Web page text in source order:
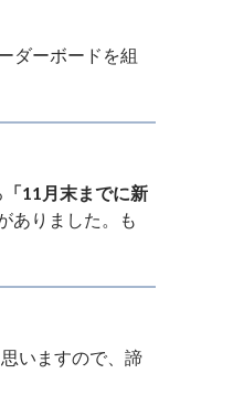
ダーボードを組
「11月末までに新
ありました。も
いますので、諦